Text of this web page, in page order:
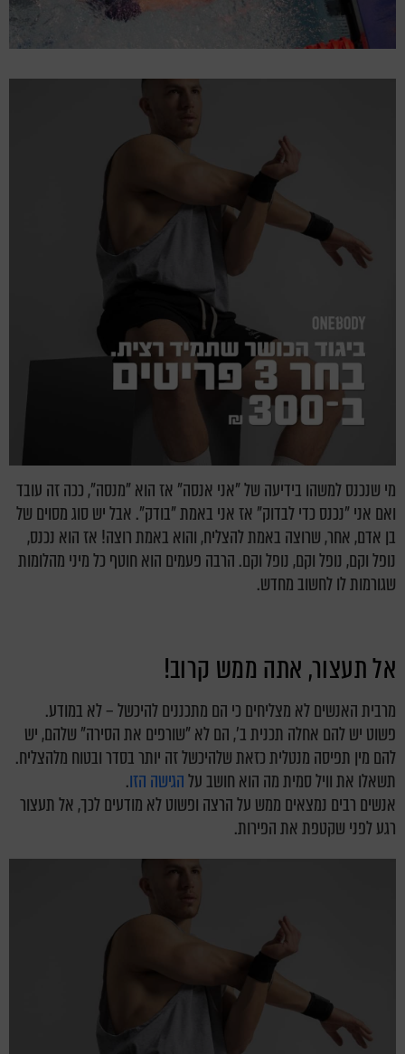
מי שנכנס למשהו בידיעה של "אני אנסה" אז הוא "מנסה", ככה זה עובד
ואם אני "נכנס כדי לבדוק" אז אני באמת "בודק". אבל יש סוג מסוים של
בן אדם, אחר, שרוצה באמת להצליח, והוא באמת רוצה! אז הוא נכנס,
נופל וקם, נופל וקם, נופל וקם. הרבה פעמים הוא חוטף כל מיני מהלומות
שגורמות לו לחשוב מחדש.
אל תעצור, אתה ממש קרוב!
מרבית האנשים לא מצליחים כי הם מתכננים להיכשל – לא במודע.
פשוט יש להם אחלה תכנית ב', הם לא "שורפים את הסירה" שלהם, יש
להם מין תפיסה מנטלית כזאת שלהיכשל זה יותר בסדר ובטוח מלהצליח.
תשאלו את וויל סמית מה הוא חושב עלהגישה הזו.
אנשים רבים נמצאים ממש על הרצה ופשוט לא מודעים לכך, אל תעצור
רגע לפני שקטפת את הפירות.